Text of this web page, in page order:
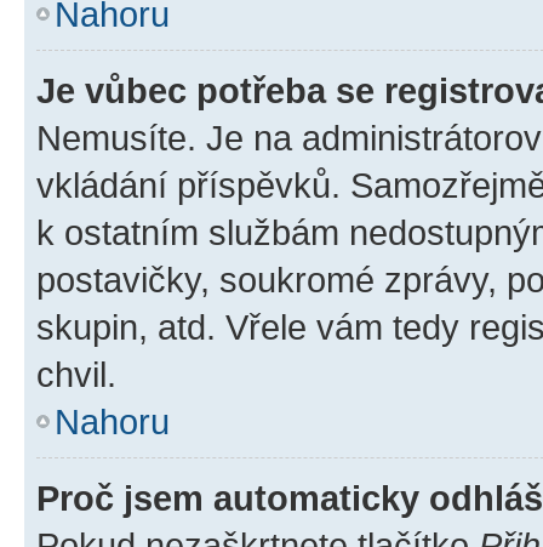
Nahoru
Je vůbec potřeba se
Nemusíte. Je na
vkládání příspěvků.
k ostatním službám
postavičky, soukromé zprávy,
skupin, atd. Vřele vám tedy
chvil.
Nahoru
Proč jsem automaticky